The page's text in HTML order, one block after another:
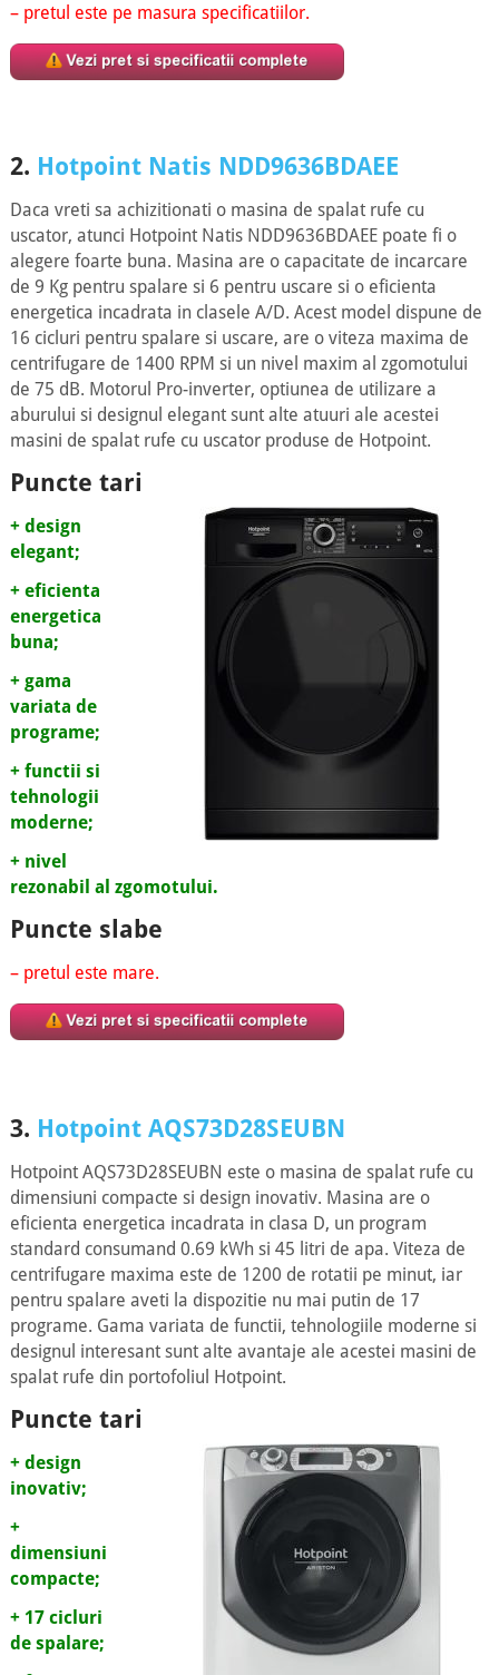
– pretul este pe masura specificatiilor.
2. Hotpoint Natis NDD9636BDAEE
Daca vreti sa achizitionati o masina de spalat rufe cu
uscator, atunci Hotpoint Natis NDD9636BDAEE poate fi o
alegere foarte buna. Masina are o capacitate de incarcare
de 9 Kg pentru spalare si 6 pentru uscare si o eficienta
energetica incadrata in clasele A/D. Acest model dispune de
16 cicluri pentru spalare si uscare, are o viteza maxima de
centrifugare de 1400 RPM si un nivel maxim al zgomotului
de 75 dB. Motorul Pro-inverter, optiunea de utilizare a
aburului si designul elegant sunt alte atuuri ale acestei
masini de spalat rufe cu uscator produse de Hotpoint.
Puncte tari
+ design
elegant;
+ eficienta
energetica
buna;
+ gama
variata de
programe;
+ functii si
tehnologii
moderne;
+ nivel
rezonabil al zgomotului.
Puncte slabe
– pretul este mare.
3. Hotpoint AQS73D28SEUBN
Hotpoint AQS73D28SEUBN este o masina de spalat rufe cu
dimensiuni compacte si design inovativ. Masina are o
eficienta energetica incadrata in clasa D, un program
standard consumand 0.69 kWh si 45 litri de apa. Viteza de
centrifugare maxima este de 1200 de rotatii pe minut, iar
pentru spalare aveti la dispozitie nu mai putin de 17
programe. Gama variata de functii, tehnologiile moderne si
designul interesant sunt alte avantaje ale acestei masini de
spalat rufe din portofoliul Hotpoint.
Puncte tari
+ design
inovativ;
+
dimensiuni
compacte;
+ 17 cicluri
de spalare;